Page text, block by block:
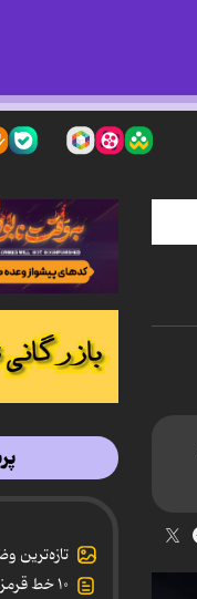
تازه‌ترین
۱۰ خط قرمز در دعوای همسران